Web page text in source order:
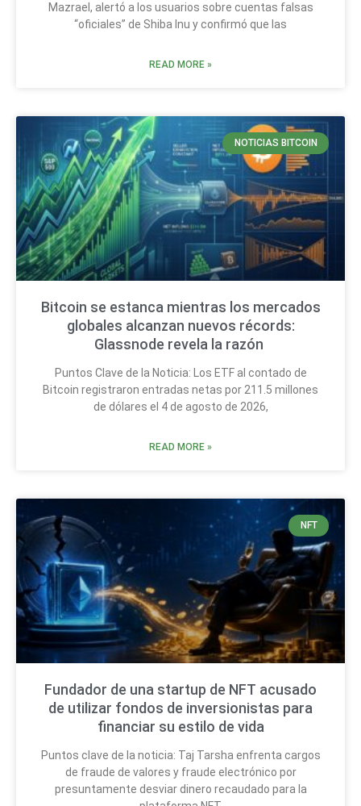
Mazrael, alertó a los usuarios sobre cuentas falsas
“oficiales” de Shiba Inu y confirmó que las
READ MORE »
NOTICIAS BITCOIN
Bitcoin se estanca mientras los mercados
globales alcanzan nuevos récords:
Glassnode revela la razón
Puntos Clave de la Noticia: Los ETF al contado de
Bitcoin registraron entradas netas por 211.5 millones
de dólares el 4 de agosto de 2026,
READ MORE »
NFT
Fundador de una startup de NFT acusado
de utilizar fondos de inversionistas para
financiar su estilo de vida
Puntos clave de la noticia: Taj Tarsha enfrenta cargos
de fraude de valores y fraude electrónico por
presuntamente desviar dinero recaudado para la